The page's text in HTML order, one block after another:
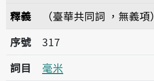
釋義
（臺華共同詞 ，無義項）
序號317毫米
序號
317
詞目
毫米